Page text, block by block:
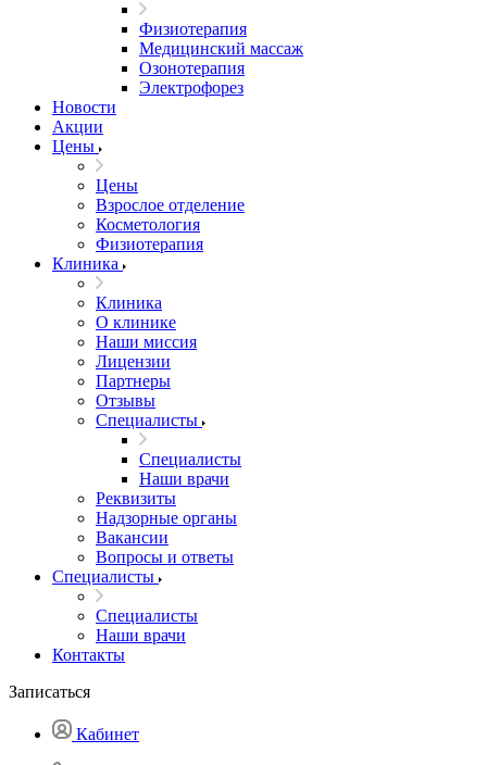
Физиотерапия
Медицинский массаж
Озонотерапия
Электрофорез
Новости
Акции
Цены
Цены
Взрослое отделение
Косметология
Физиотерапия
Клиника
Клиника
О клинике
Наши миссия
Лицензии
Партнеры
Отзывы
Специалисты
Специалисты
Наши врачи
Реквизиты
Надзорные органы
Вакансии
Вопросы и ответы
Специалисты
Специалисты
Наши врачи
Контакты
Записаться
Кабинет